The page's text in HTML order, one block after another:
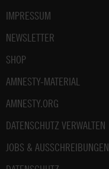
IMPRESSUM
NEWSLETTER
SHOP
AMNESTY-MATERIAL
AMNESTY.ORG
DATENSCHUTZ VERWALTEN
JOBS & AUSSCHREIBUNGEN